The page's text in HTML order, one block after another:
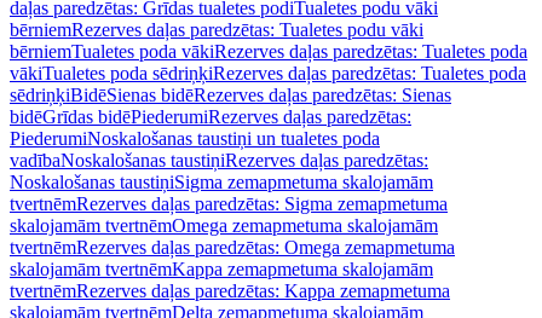
daļas paredzētas: Grīdas tualetes podiTualetes podu vāki
bērniemRezerves daļas paredzētas: Tualetes podu vāki
bērniemTualetes poda vākiRezerves daļas paredzētas: Tualetes poda
vākiTualetes poda sēdriņķiRezerves daļas paredzētas: Tualetes poda
sēdriņķiBidēSienas bidēRezerves daļas paredzētas: Sienas
bidēGrīdas bidēPiederumiRezerves daļas paredzētas:
PiederumiNoskalošanas taustiņi un tualetes poda
vadībaNoskalošanas taustiņiRezerves daļas paredzētas:
Noskalošanas taustiņiSigma zemapmetuma skalojamām
tvertnēmRezerves daļas paredzētas: Sigma zemapmetuma
skalojamām tvertnēmOmega zemapmetuma skalojamām
tvertnēmRezerves daļas paredzētas: Omega zemapmetuma
skalojamām tvertnēmKappa zemapmetuma skalojamām
tvertnēmRezerves daļas paredzētas: Kappa zemapmetuma
skalojamām tvertnēmDelta zemapmetuma skalojamām